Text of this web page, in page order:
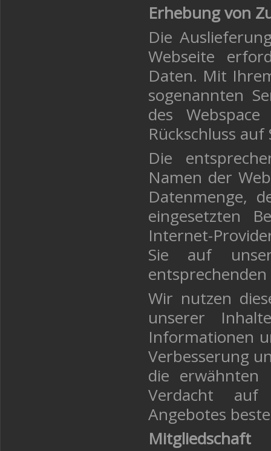
Erhebung von
Die
Webseite
Daten. Mit
sogenannten
des
Rückschluss
Die
Namen der
Datenmenge,
eingesetzten
Internet-
Sie auf
entsprechenden
Wir nutzen
unserer
Informationen
Verbesserung
die
Verdacht auf
Angebotes
Mitgliedschaft